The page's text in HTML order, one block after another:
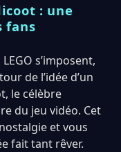
: une
fans
s’imposent,
de l’idée d’un
le célèbre
du jeu vidéo. Cet
et vous
fait tant rêver.